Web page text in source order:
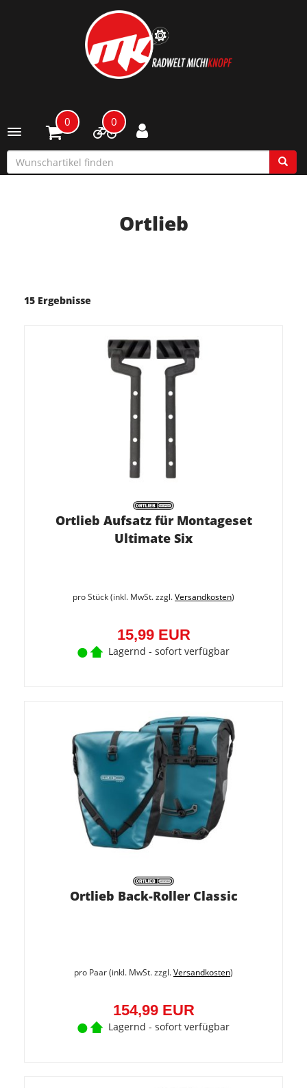
Toggle navigation
0 0
Ortlieb
15 Ergebnisse
Ortlieb Aufsatz für Montageset
Ultimate Six
pro Stück (inkl. MwSt. zzgl.Versandkosten)
15,99 EUR
Lagernd - sofort verfügbar
Ortlieb Back-Roller Classic
pro Paar (inkl. MwSt. zzgl.Versandkosten)
154,99 EUR
Lagernd - sofort verfügbar